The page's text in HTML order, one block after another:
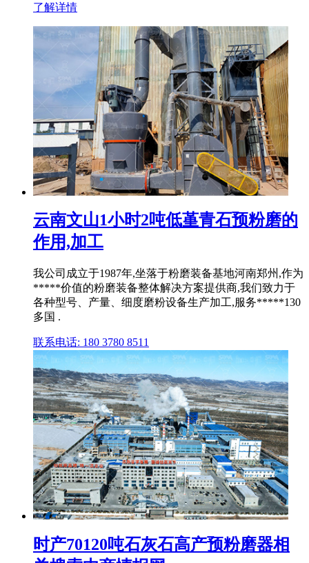
了解详情
云南文山1小时2吨低堇青石预粉磨的
作用,加工
我公司成立于1987年,坐落于粉磨装备基地河南郑州,作为
*****价值的粉磨装备整体解决方案提供商,我们致力于
各种型号、产量、细度磨粉设备生产加工,服务*****130
多国 .
联系电话: 180 3780 8511
时产70120吨石灰石高产预粉磨器相